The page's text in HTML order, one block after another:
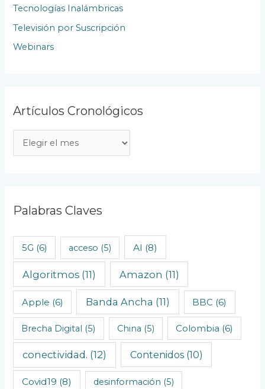
Tecnologías Inalámbricas
Televisión por Suscripción
Webinars
Artículos Cronológicos
r
c
o
C
n
Palabras Claves
5G (6) acceso (5) AI (8)
Algoritmos (11) Amazon (11)
Apple (6) Banda Ancha (11) BBC (6)
Brecha Digital (5) China (5) Colombia (6)
conectividad. (12) Contenidos(10)
Covid19 (8) desinformación (5)